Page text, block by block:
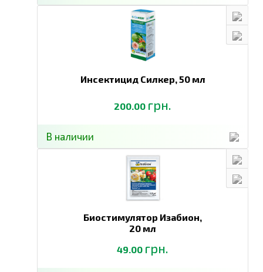
Инсектицид Силкер,50 мл
200.00 грн.
В наличии
Биостимулятор Изабион,
20 мл
49.00 грн.